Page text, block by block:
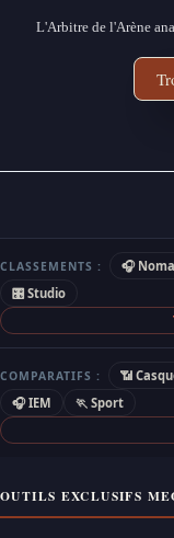
L'Arbitre de l'Arène
CLASSEMENTS : 🎧
🎛 Studio
COMPARATIFS : 📶
🎧 IEM
🏃 Sport
OUTILS EXCLUSIFS